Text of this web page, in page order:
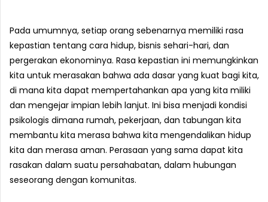
Pada umumnya, setiap orang sebenarnya memiliki rasa
kepastian tentang cara hidup, bisnis sehari-hari, dan
pergerakan ekonominya. Rasa kepastian ini memungkinkan
kita untuk merasakan bahwa ada dasar yang kuat bagi kita,
di mana kita dapat mempertahankan apa yang kita miliki
dan mengejar impian lebih lanjut. Ini bisa menjadi kondisi
psikologis dimana rumah, pekerjaan, dan tabungan kita
membantu kita merasa bahwa kita mengendalikan hidup
kita dan merasa aman. Perasaan yang sama dapat kita
rasakan dalam suatu persahabatan, dalam hubungan
seseorang dengan komunitas.